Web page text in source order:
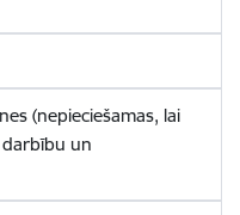
(nepieciešamas, lai
un